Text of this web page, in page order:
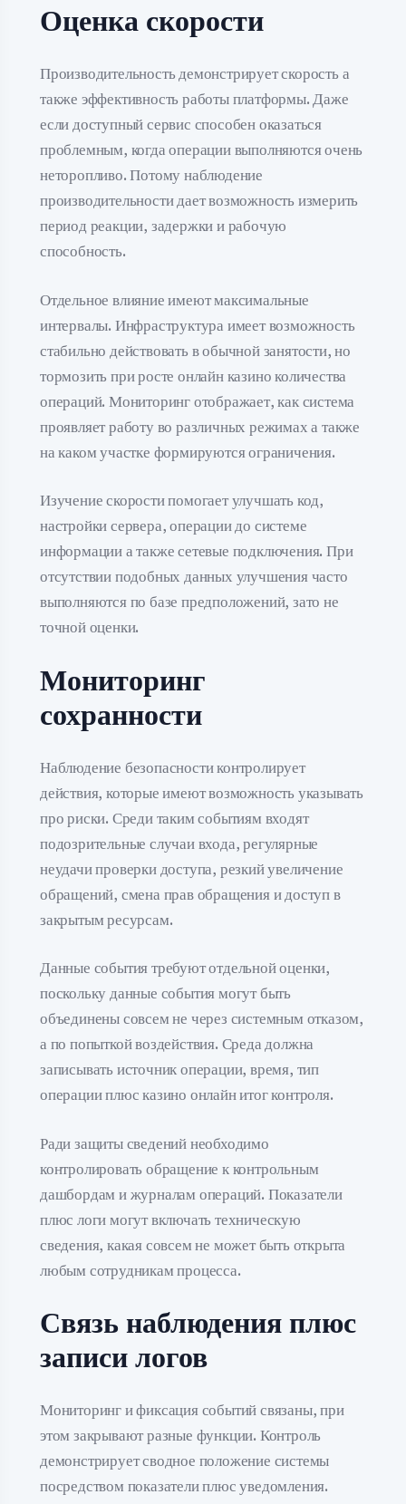
Оценка скорости
Производительность демонстрирует скорость а
также эффективность работы платформы. Даже
если доступный сервис способен оказаться
проблемным, когда операции выполняются очень
неторопливо. Потому наблюдение
производительности дает возможность измерить
период реакции, задержки и рабочую
способность.
Отдельное влияние имеют максимальные
интервалы. Инфраструктура имеет возможность
стабильно действовать в обычной занятости, но
тормозить при росте онлайн казино количества
операций. Мониторинг отображает, как система
проявляет работу во различных режимах а также
на каком участке формируются ограничения.
Изучение скорости помогает улучшать код,
настройки сервера, операции до системе
информации а также сетевые подключения. При
отсутствии подобных данных улучшения часто
выполняются по базе предположений, зато не
точной оценки.
Мониторинг
сохранности
Наблюдение безопасности контролирует
действия, которые имеют возможность указывать
про риски. Среди таким событиям входят
подозрительные случаи входа, регулярные
неудачи проверки доступа, резкий увеличение
обращений, смена прав обращения и доступ в
закрытым ресурсам.
Данные события требуют отдельной оценки,
поскольку данные события могут быть
объединены совсем не через системным отказом,
а по попыткой воздействия. Среда должна
записывать источник операции, время, тип
операции плюс казино онлайн итог контроля.
Ради защиты сведений необходимо
контролировать обращение к контрольным
дашбордам и журналам операций. Показатели
плюс логи могут включать техническую
сведения, какая совсем не может быть открыта
любым сотрудникам процесса.
Связь наблюдения плюс
записи логов
Мониторинг и фиксация событий связаны, при
этом закрывают разные функции. Контроль
демонстрирует сводное положение системы
посредством показатели плюс уведомления.